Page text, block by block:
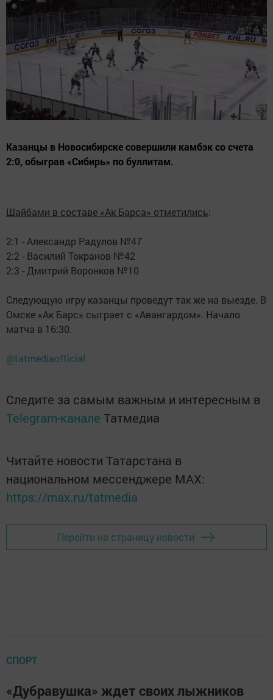
Казанцы в Новосибирске совершили камбэк со счета
2:0, обыграв «Сибирь» по буллитам.
Шайбами в составе «Ак Барса» отметились:
2:1 - Александр Радулов №47
2:2 - Василий Токранов №42
2:3 - Дмитрий Воронков №10
Следующую игру казанцы проведут так же на выезде. В
Омске «Ак Барс» сыграет с «Авангардом». Начало
матча в 16:30.
@tatmediaofficial
Следите за самым важным и интересным в
Telegram-канале Татмедиа
Читайте новости Татарстана в
национальном мессенджере MАХ:
https://max.ru/tatmedia
Перейти на страницу новости
СПОРТ
«Дубравушка» ждет своих лыжников